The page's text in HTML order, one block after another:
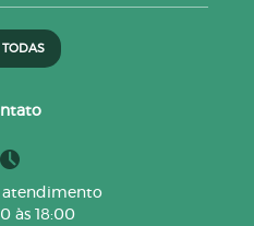
TODAS
atendimento
às 18:00